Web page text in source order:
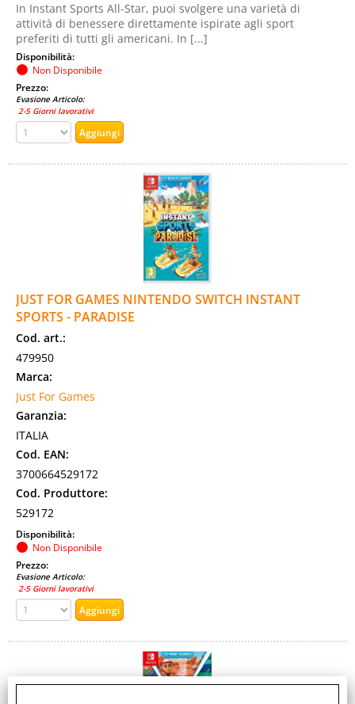
In Instant Sports All-Star, puoi svolgere una varietà di
attività di benessere direttamente ispirate agli sport
preferiti di tutti gli americani. In [...]
Disponibilità:
Non Disponibile
Prezzo:
Evasione Articolo:
2-5 Giorni lavorativi
JUST FOR GAMES NINTENDO SWITCH INSTANT
SPORTS - PARADISE
Cod. art.:
479950
Marca:
Just For Games
Garanzia:
ITALIA
Cod. EAN:
3700664529172
Cod. Produttore:
529172
Disponibilità:
Non Disponibile
Prezzo:
Evasione Articolo:
2-5 Giorni lavorativi